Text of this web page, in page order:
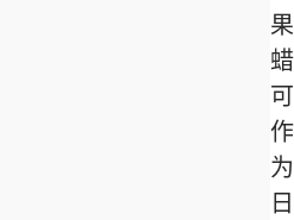
果
蜡
可
作
为
日